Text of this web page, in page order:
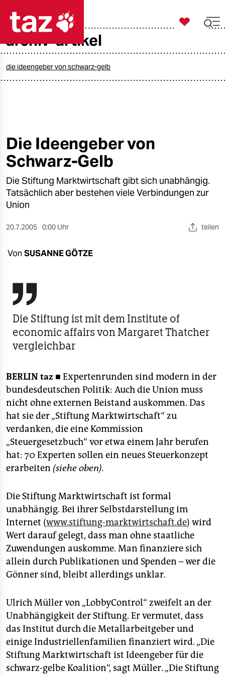
taz zahl ich
öko
gesellschaft
kultur
sport
berlin
nord
verlag
verlag
veranstaltungen
shop
fragen & hilfe
unterstützen
abo
genossenschaft
epaper login

taz zahl ich
archiv-artikel
die ideengeber von schwarz-gelb
Die Ideengeber von
Schwarz-Gelb
Die Stiftung Marktwirtschaft gibt sich unabhängig.
Tatsächlich aber bestehen viele Verbindungen zur
Union
20.7.2005 0:00 Uhr teilen
Von SUSANNE GÖTZE

Die Stiftung ist mit dem Institute of
economic affairs von Margaret Thatcher
vergleichbar
BERLIN taz ■ Expertenrunden sind modern in der
bundesdeutschen Politik: Auch die Union muss
nicht ohne externen Beistand auskommen. Das
hat sie der „Stiftung Marktwirtschaft“ zu
verdanken, die eine Kommission
„Steuergesetzbuch“ vor etwa einem Jahr berufen
hat: 70 Experten sollen ein neues Steuerkonzept
erarbeiten (siehe oben).
Die Stiftung Marktwirtschaft ist formal
unabhängig. Bei ihrer Selbstdarstellung im
Internet (www.stiftung-marktwirtschaft.de) wird
Wert darauf gelegt, dass man ohne staatliche
Zuwendungen auskomme. Man finanziere sich
allein durch Publikationen und Spenden – wer die
Gönner sind, bleibt allerdings unklar.
Ulrich Müller von „LobbyControl“ zweifelt an der
Unabhängigkeit der Stiftung. Er vermutet, dass
das Institut durch die Metallarbeitgeber und
einige Industriellenfamilien finanziert wird. „Die
Stiftung Marktwirtschaft ist Ideengeber für die
schwarz-gelbe Koalition“, sagt Müller. „Die Stiftung